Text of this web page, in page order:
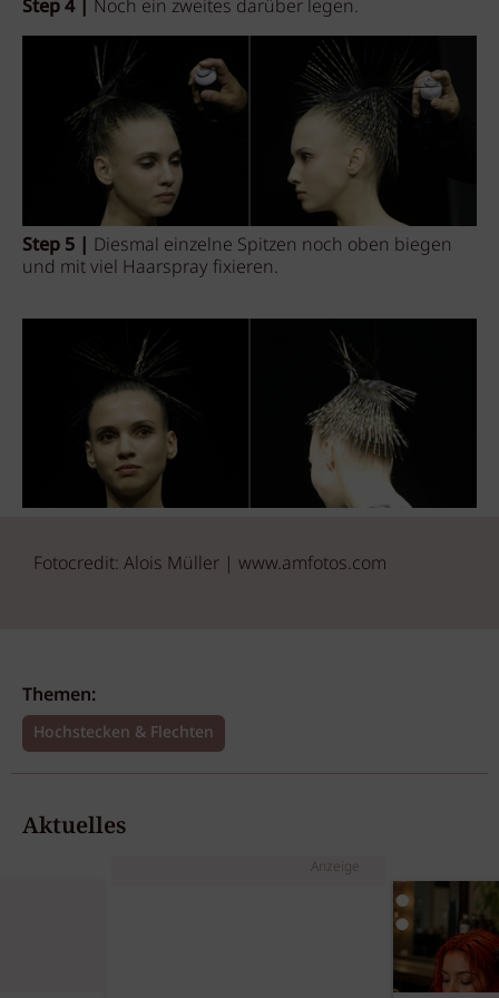
Step 4 | Noch ein zweites darüber legen.
Step 5 | Diesmal einzelne Spitzen noch oben biegen
und mit viel Haarspray fixieren.
Fotocredit: Alois Müller | www.amfotos.com
Themen:
Hochstecken & Flechten
Aktuelles
Anzeige